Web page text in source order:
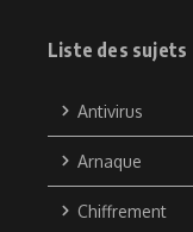
Liste des sujets
Antivirus
Arnaque
Chiffrement